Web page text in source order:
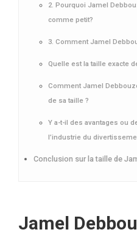
2. Pourquoi Jamel
comme petit?
3. Comment Jamel
Quelle est la taille exacte
Comment Jamel
de sa taille ?
Y a-t-il des avantages ou
l’industrie du
Conclusion sur la taille de
Jamel